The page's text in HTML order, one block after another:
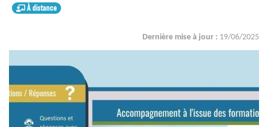
À distance
Dernière mise à jour : 19/06/2025